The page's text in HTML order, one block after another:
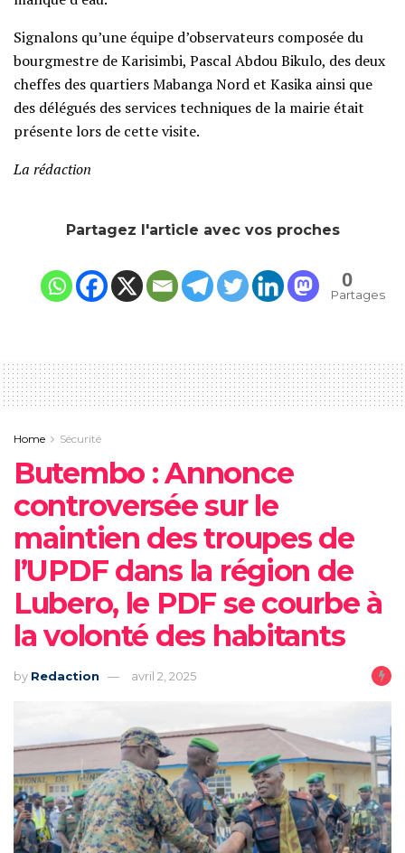
Signalons qu’une équipe d’observateurs composée du
bourgmestre de Karisimbi, Pascal Abdou Bikulo, des deux
cheffes des quartiers Mabanga Nord et Kasika ainsi que
des délégués des services techniques de la mairie était
présente lors de cette visite.
La rédaction
Partagez l'article avec vos proches
0
Partages
Home Sécurité
Butembo : Annonce
controversée sur le
maintien des troupes de
l’UPDF dans la région de
Lubero, le PDF se courbe à
la volonté des habitants
by Redaction avril 2, 2025